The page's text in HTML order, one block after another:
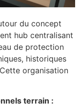
du concept
hub centralisant
de protection
historiques
organisation
terrain :